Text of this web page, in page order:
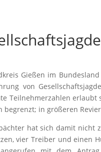
Gießen im
von
Teilnehmerzahlen erlaubt
begrenzt; in größeren
hat sich damit nicht
vier Treiber und einen